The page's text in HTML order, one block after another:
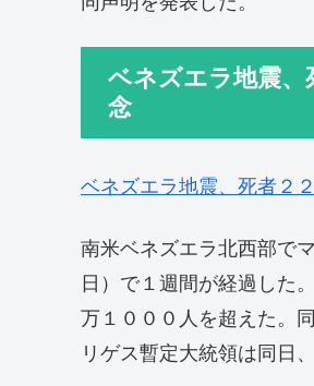
ベネズエラ地震
念
ベネズエラ地震、死者２
南米ベネズエラ北西部で
日）で１週間が経過した
万１０００人を超えた。
リゲス暫定大統領は同日